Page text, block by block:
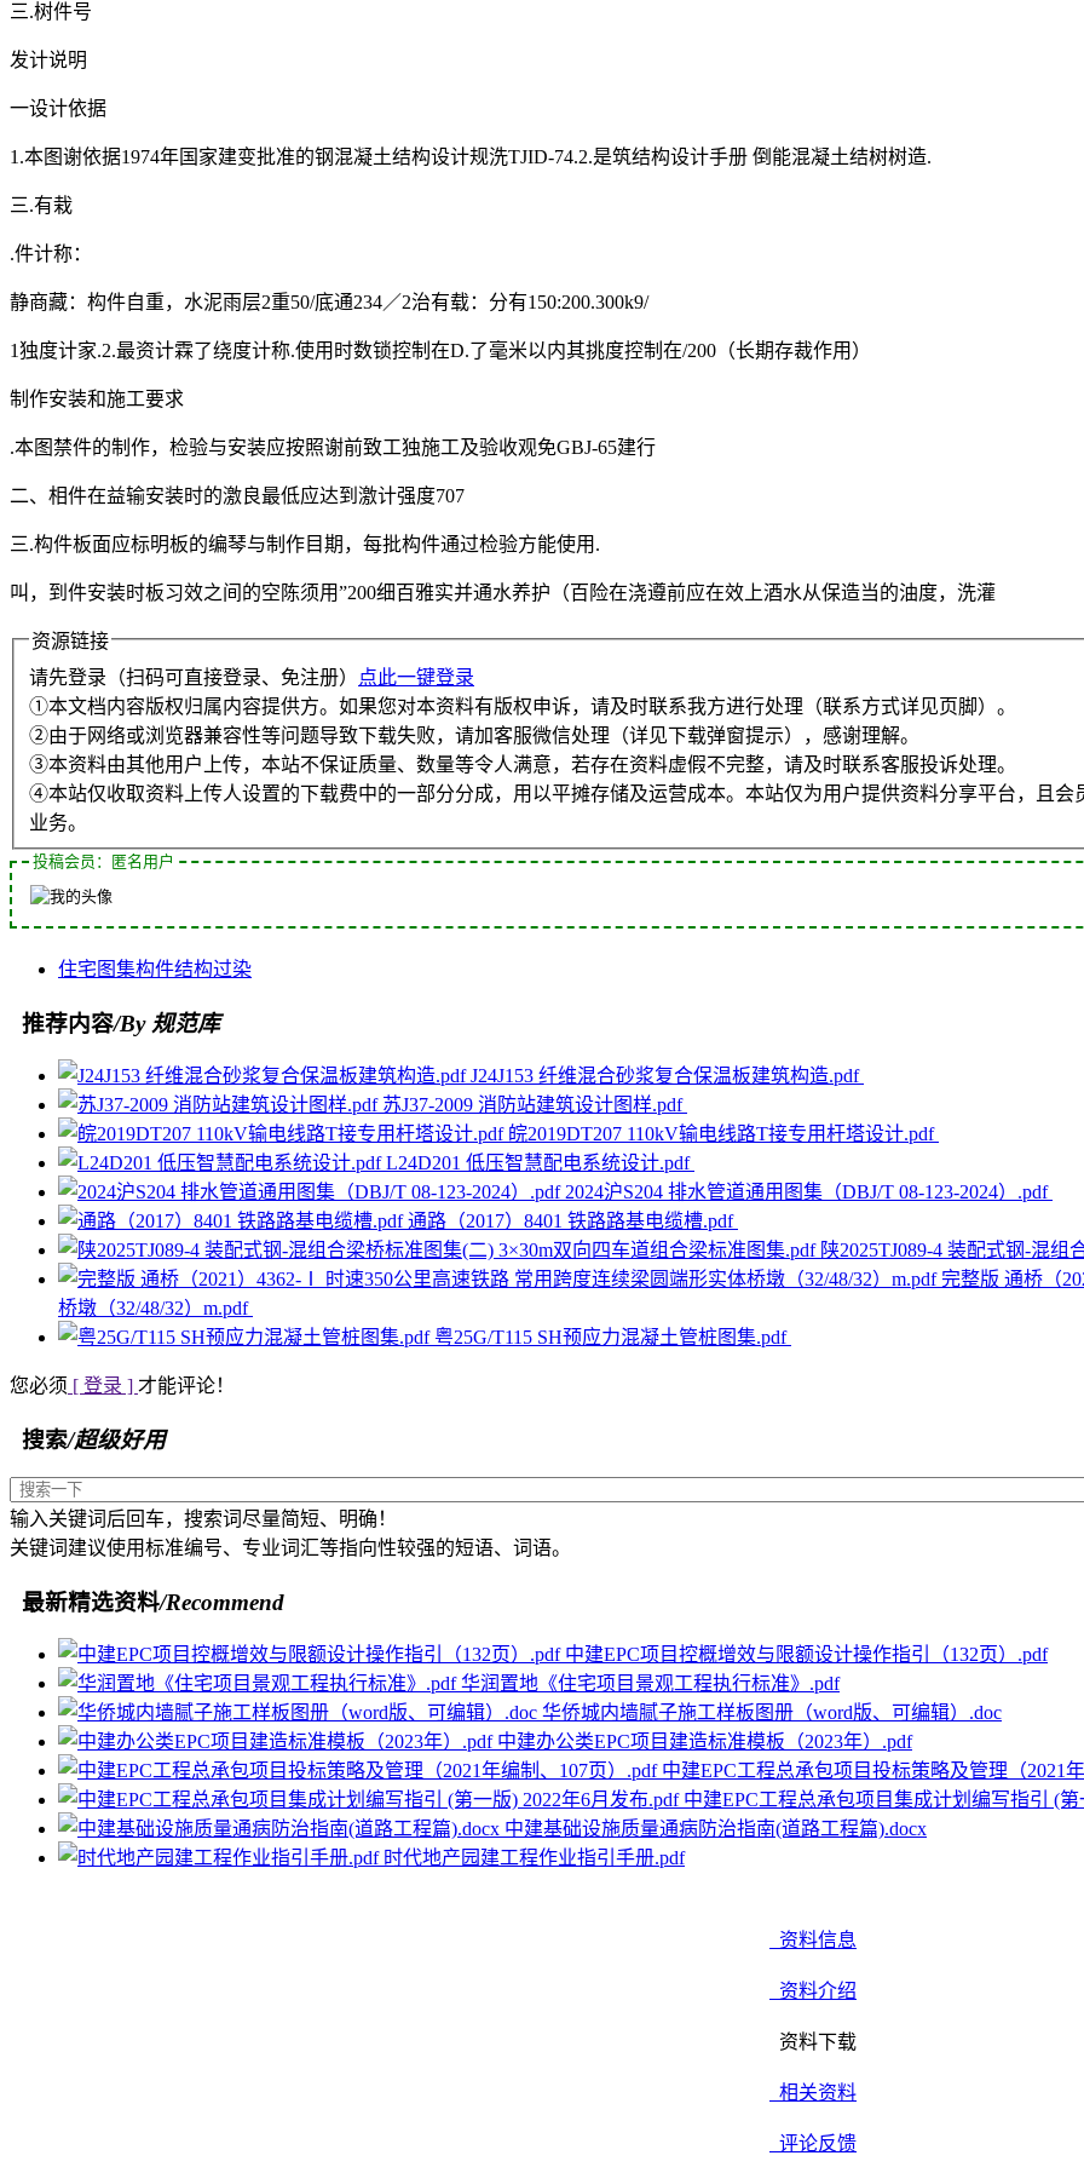
三.树件号
发计说明
一设计依据
1.本图谢依据1974年国家建变批准的钢混凝土结构设计规洗TJID-74.2.是筑结构设计手册 倒能混凝土结树树造.
三.有栽
.件计称：
静商藏：构件自重，水泥雨层2重50/底通234／2治有载：分有150:200.300k9/
1独度计家.2.最资计霖了绕度计称.使用时数锁控制在D.了毫米以内其挑度控制在/200（长期存裁作用）
制作安装和施工要求
.本图禁件的制作，检验与安装应按照谢前致工独施工及验收观免GBJ-65建行
二、相件在益输安装时的激良最低应达到激计强度707
三.构件板面应标明板的编琴与制作目期，每批构件通过检验方能使用.
叫，到件安装时板习效之间的空陈须用”200细百雅实并通水养护（百险在浇遵前应在效上酒水从保造当的油度，洗灌
资源链接
请先登录（扫码可直接登录、免注册）
点此一键登录
①本文档内容版权归属内容提供方。如果您对本资料有版权申诉，请及时联系我方进行处理（联系方式详见页脚）。
②由于网络或浏览器兼容性等问题导致下载失败，请加客服微信处理（详见下载弹窗提示），感谢理解。
③本资料由其他用户上传，本站不保证质量、数量等令人满意，若存在资料虚假不完整，请及时联系客服投诉处理。
④本站仅收取资料上传人设置的下载费中的一部分分成，用以平摊存储及运营成本。本站仅为用户提供资料分享平台，且
业务。
投稿会员：匿名用户
住宅 图集构件结构过染
推荐内容/By 规范库
J24J153 纤维混合砂浆复合保温板建筑构造.pdf
苏J37-2009 消防站建筑设计图样.pdf
皖2019DT207 110kV输电线路T接专用杆塔设计.pdf
L24D201 低压智慧配电系统设计.pdf
2024沪S204 排水管道通用图集（DBJ/T 08-123-2024）.pdf
通路（2017）8401 铁路路基电缆槽.pdf
陕2025TJ089-4 装配式钢-混
完整版 通桥（
桥墩（32/48/32）m.pdf
粤25G/T115 SH预应力混凝土管桩图集.pdf
您必须 [ 登录 ] 才能评论！
搜索/超级好用
输入关键词后回车，搜索词尽量简短、明确！
关键词建议使用标准编号、专业词汇等指向性较强的短语、词语。
最新精选资料/Recommend
中建EPC项目控概增效与限额设计操作指引（132页）.pdf
华润置地《住宅项目景观工程执行标准》.pdf
华侨城内墙腻子施工样板图册（word版、可编辑）.doc
中建办公类EPC项目建造标准模板（2023年）.pdf
中建EPC工程总承包项目投标策略及管理（2021
中建EPC工程总承包项目集成计划编写指引 (第
中建基础设施质量通病防治指南(道路工程篇).docx
时代地产园建工程作业指引手册.pdf
资料信息
资料介绍
资料下载
相关资料
评论反馈